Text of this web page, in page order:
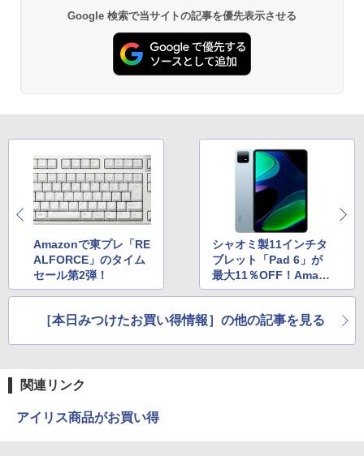
Google 検索で当サイトの記事を優先表示させる
Amazonで東プレ「RE
ALFORCE」のタイム
セール第2弾！
シャオミ製11インチタ
ブレット「Pad 6」が
最大11％OFF！Amaz
onタイムセール
［本日みつけたお買い得情報］の他の記事を見る
関連リンク
アイリス商品がお買い得